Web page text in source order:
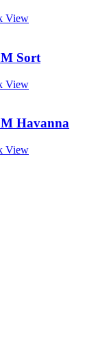
View
Sort
View
Havanna
View